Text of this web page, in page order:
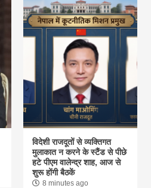
विदेशी राजदूतों से व्यक्तिगत
मुलाकात न करने के स्टैंड से पीछे
हटे पीएम वालेन्द्र शाह, आज से
शुरू होंगी बैठकें
8 minutes ago